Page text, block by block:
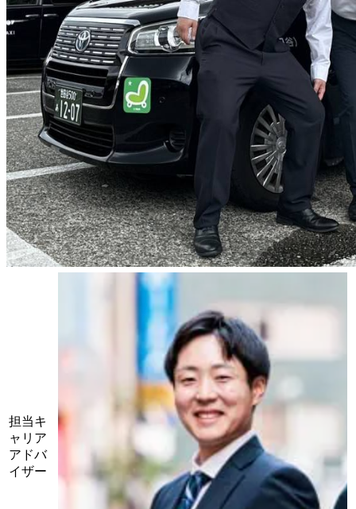
担当キ
ャリア
アドバ
イザー